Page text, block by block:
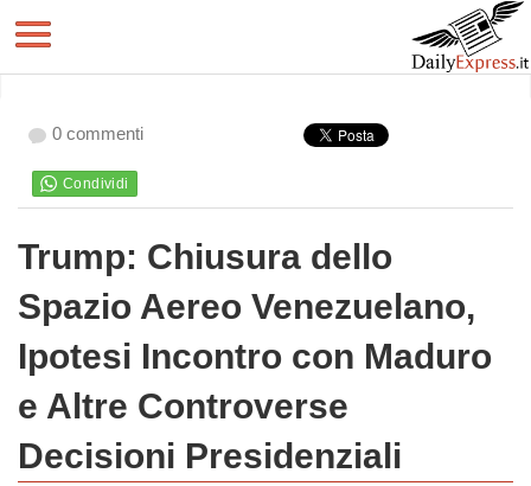
0 commenti
Trump: Chiusura dello
Spazio Aereo Venezuelano,
Ipotesi Incontro con Maduro
e Altre Controverse
Decisioni Presidenziali